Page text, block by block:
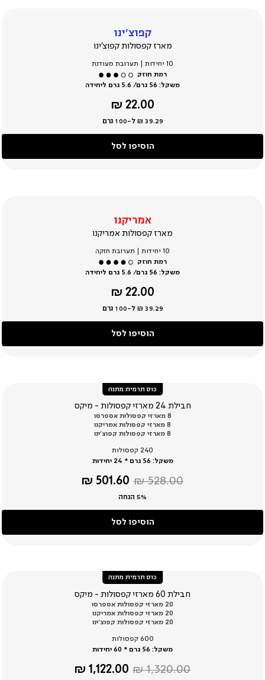
קפוצ’ינו
מארז קפסולות קפוצ’ינו
10 יחידות | תערובת מעודנת
משקל: 56 גרם/ 5.6 גרם ליחידה
מחיר
22.00 ₪
39.29 ₪ ל-100 גרם
הוסיפו לסל
אמריקנו
מארז קפסולות אמריקנו
10 יחידות | תערובת חזקה
משקל: 56 גרם/ 5.6 גרם ליחידה
מחיר
22.00 ₪
39.29 ₪ ל-100 גרם
הוסיפו לסל
כוס תרמית מתנה
חבילת 24 מארזי קפסולות - מיקס
8 מארזי קפסולות אספרסו
8 מארזי קפסולות אמריקנו
8 מארזי קפסולות קפוצ’ינו
240 קפסולות
משקל: 56 גרם * 24 יחידות
מחיר
501.60 ₪
מחיר
528.00 ₪
5% הנחה
הוסיפו לסל
כוס תרמית מתנה
חבילת 60 מארזי קפסולות - מיקס
20 מארזי קפסולות אספרסו
20 מארזי קפסולות אמריקנו
20 מארזי קפסולות קפוצ’ינו
600 קפסולות
משקל: 56 גרם * 60 יחידות
מחיר
1,122.00 ₪
מחיר
1,320.00 ₪